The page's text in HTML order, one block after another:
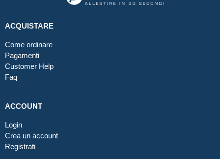
ACQUISTARE
Come ordinare
Pagamenti
Customer Help
Faq
ACCOUNT
Login
Crea un account
Registrati